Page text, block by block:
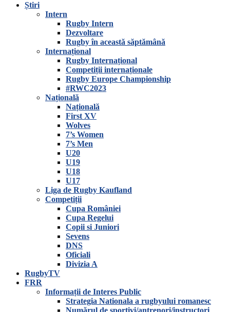
Știri
Intern
Rugby Intern
Dezvoltare
Rugby în această săptămână
Internațional
Rugby Internațional
Competiții internaționale
Rugby Europe Championship
#RWC2023
Națională
Națională
First XV
Wolves
7’s Women
7’s Men
U20
U19
U18
U17
Liga de Rugby Kaufland
Competiții
Cupa României
Cupa Regelui
Copii si Juniori
Sevens
DNS
Oficiali
Divizia A
RugbyTV
FRR
Informații de Interes Public
Strategia Nationala a rugbyului romanesc